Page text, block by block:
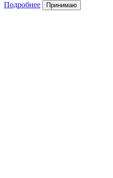
Подробнее Принимаю